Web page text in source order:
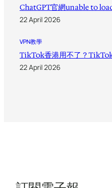
ChatGPT官網unable to
22 April 2026
VPN教學
TikTok香港用不了？
22 April 2026